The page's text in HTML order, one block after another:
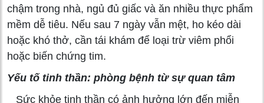
chậm trong nhà, ngủ đủ giấc và ăn nhiều thực phẩm
mềm dễ tiêu. Nếu sau 7 ngày vẫn mệt, ho kéo dài
hoặc khó thở, cần tái khám để loại trừ viêm phổi
hoặc biến chứng tim.
Yếu tố tinh thần: phòng bệnh từ sự quan tâm
Sức khỏe tinh thần có ảnh hưởng lớn đến miễn